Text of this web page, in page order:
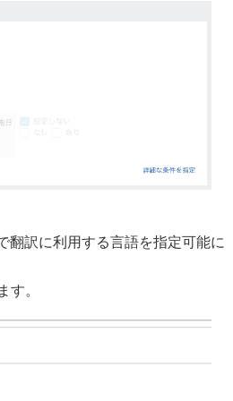
翻訳に利用する言語を指定可能に
す。